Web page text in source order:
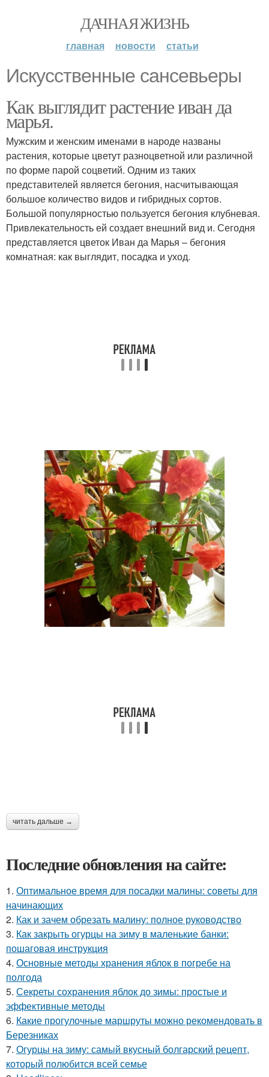
ДАЧНАЯ ЖИЗНЬ
главная новости статьи
Искусственные сансевьеры
Как выглядит растение иван да
марья.
Мужским и женским именами в народе названы
растения, которые цветут разноцветной или различной
по форме парой соцветий. Одним из таких
представителей является бегония, насчитывающая
большое количество видов и гибридных сортов.
Большой популярностью пользуется бегония клубневая.
Привлекательность ей создает внешний вид и. Сегодня
представляется цветок Иван да Марья – бегония
комнатная: как выглядит, посадка и уход.
читать дальше →
Последние обновления на сайте:
1. Оптимальное время для посадки малины: советы для
начинающих
2. Как и зачем обрезать малину: полное руководство
3. Как закрыть огурцы на зиму в маленькие банки:
пошаговая инструкция
4. Основные методы хранения яблок в погребе на
полгода
5. Секреты сохранения яблок до зимы: простые и
эффективные методы
6. Какие прогулочные маршруты можно рекомендовать в
Березниках
7. Огурцы на зиму: самый вкусный болгарский рецепт,
который полюбится всей семье